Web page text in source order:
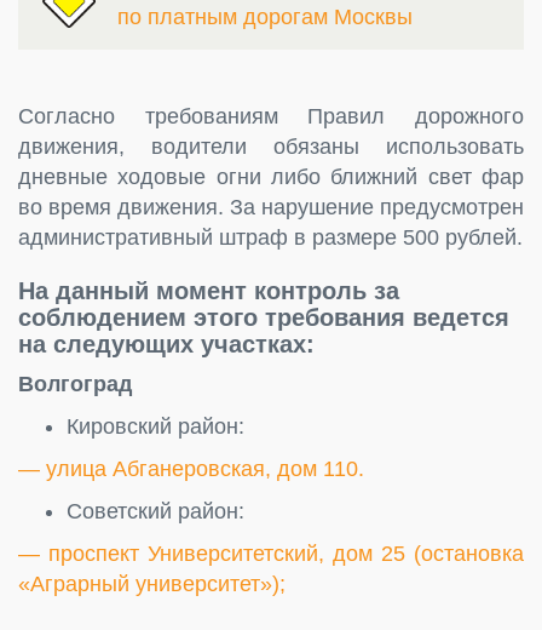
по платным дорогам Москвы
Согласно требованиям Правил дорожного
движения, водители обязаны использовать
дневные ходовые огни либо ближний свет фар
во время движения. За нарушение предусмотрен
административный штраф в размере 500 рублей.
На данный момент контроль за
соблюдением этого требования ведется
на следующих участках:
Волгоград
Кировский район:
— улица Абганеровская, дом 110.
Советский район:
— проспект Университетский, дом 25 (остановка
«Аграрный университет»);